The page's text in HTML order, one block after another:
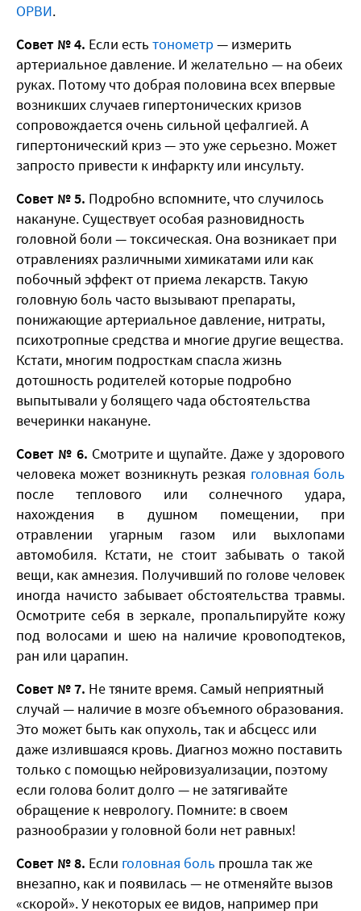
ОРВИ.
Совет № 4. Если есть тонометр— измерить
артериальное давление. И желательно — на обеих
руках. Потому что добрая половина всех впервые
возникших случаев гипертонических кризов
сопровождается очень сильной цефалгией. А
гипертонический криз — это уже серьезно. Может
запросто привести к инфаркту или инсульту.
Совет № 5. Подробно вспомните, что случилось
накануне. Существует особая разновидность
головной боли — токсическая. Она возникает при
отравлениях различными химикатами или как
побочный эффект от приема лекарств. Такую
головную боль часто вызывают препараты,
понижающие артериальное давление, нитраты,
психотропные средства и многие другие вещества.
Кстати, многим подросткам спасла жизнь
дотошность родителей которые подробно
выпытывали у болящего чада обстоятельства
вечеринки накануне.
Совет № 6. Смотрите и щупайте. Даже у здорового
человека может возникнуть резкая головная боль
после теплового или солнечного удара,
нахождения в душном помещении, при
отравлении угарным газом или выхлопами
автомобиля. Кстати, не стоит забывать о такой
вещи, как амнезия. Получивший по голове человек
иногда начисто забывает обстоятельства травмы.
Осмотрите себя в зеркале, пропальпируйте кожу
под волосами и шею на наличие кровоподтеков,
ран или царапин.
Совет № 7. Не тяните время. Самый неприятный
случай — наличие в мозге объемного образования.
Это может быть как опухоль, так и абсцесс или
даже излившаяся кровь. Диагноз можно поставить
только с помощью нейровизуализации, поэтому
если голова болит долго — не затягивайте
обращение к неврологу. Помните: в своем
разнообразии у головной боли нет равных!
Совет № 8. Если головная боль прошла так же
внезапно, как и появилась — не отменяйте вызов
«скорой». У некоторых ее видов, например при